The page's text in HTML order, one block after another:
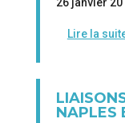
Lire la
NAPLES